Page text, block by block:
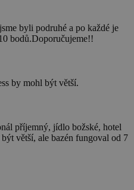
byli podruhé a po každé je
bodů.Doporučujeme!!
by mohl být větší.
příjemný, jídlo božské, hotel
větší, ale bazén fungoval od 7